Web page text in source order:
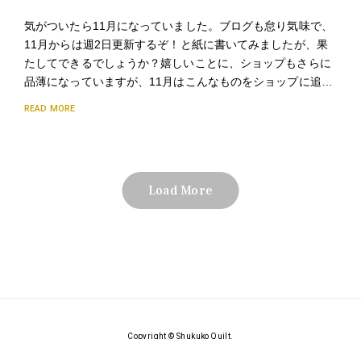
気がついたら11月になっていました。ブログも怠り気味で、
11月からは週2日更新するぞ！と紙に書いてみましたが、果
たしてできるでしょうか？嬉しいことに、ショップもさらに
品薄になっていますが、11月はこんなものをショップに追…
READ MORE
Load More
Copyright © Shukuko Quilt.